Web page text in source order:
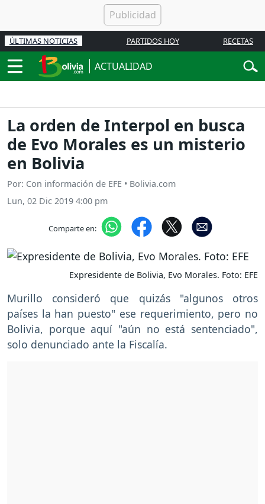
ÚLTIMAS NOTICIAS PARTIDOS HOY RECETAS
ACTUALIDAD
La orden de Interpol en busca
de Evo Morales es un misterio
en Bolivia
Por: Con información de EFE • Bolivia.com
Lun, 02 Dic 2019 4:00 pm
Comparte en:
Expresidente de Bolivia, Evo Morales. Foto: EFE
Murillo consideró que quizás "algunos otros
países la han puesto" ese requerimiento, pero no
Bolivia, porque aquí "aún no está sentenciado",
solo denunciado ante la Fiscalía.